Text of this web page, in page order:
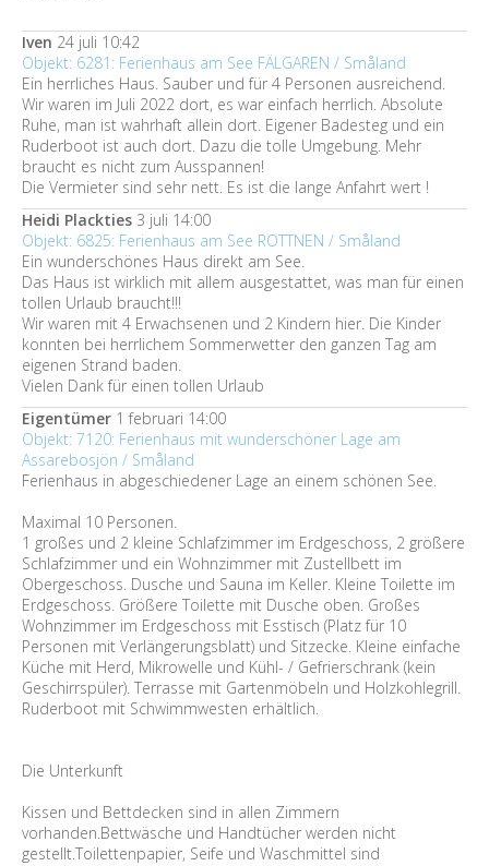
Iven 24 juli 10:42
Objekt: 6281: Ferienhaus am See FÄLGAREN / Småland
Ein herrliches Haus. Sauber und für 4 Personen ausreichend.
Wir waren im Juli 2022 dort, es war einfach herrlich. Absolute
Ruhe, man ist wahrhaft allein dort. Eigener Badesteg und ein
Ruderboot ist auch dort. Dazu die tolle Umgebung. Mehr
braucht es nicht zum Ausspannen!
Die Vermieter sind sehr nett. Es ist die lange Anfahrt wert !
Heidi Plackties 3 juli 14:00
Objekt: 6825: Ferienhaus am See ROTTNEN / Småland
Ein wunderschönes Haus direkt am See.
Das Haus ist wirklich mit allem ausgestattet, was man für einen
tollen Urlaub braucht!!!
Wir waren mit 4 Erwachsenen und 2 Kindern hier. Die Kinder
konnten bei herrlichem Sommerwetter den ganzen Tag am
eigenen Strand baden.
Vielen Dank für einen tollen Urlaub
Eigentümer 1 februari 14:00
Objekt: 7120: Ferienhaus mit wunderschöner Lage am
Assarebosjön / Småland
Ferienhaus in abgeschiedener Lage an einem schönen See.
Maximal 10 Personen.
1 großes und 2 kleine Schlafzimmer im Erdgeschoss, 2 größere
Schlafzimmer und ein Wohnzimmer mit Zustellbett im
Obergeschoss. Dusche und Sauna im Keller. Kleine Toilette im
Erdgeschoss. Größere Toilette mit Dusche oben. Großes
Wohnzimmer im Erdgeschoss mit Esstisch (Platz für 10
Personen mit Verlängerungsblatt) und Sitzecke. Kleine einfache
Küche mit Herd, Mikrowelle und Kühl- / Gefrierschrank (kein
Geschirrspüler). Terrasse mit Gartenmöbeln und Holzkohlegrill.
Ruderboot mit Schwimmwesten erhältlich.
Die Unterkunft
Kissen und Bettdecken sind in allen Zimmern
vorhanden.Bettwäsche und Handtücher werden nicht
gestellt.Toilettenpapier, Seife und Waschmittel sind